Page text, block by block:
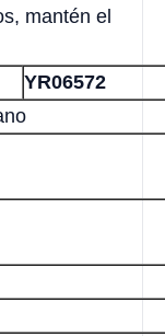
mantén el
YR06572